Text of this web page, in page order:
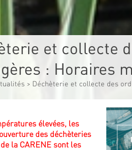
et collecte
: Horaires
> Déchèterie et collecte des
élevées, les
des déchèteries
la CARENE sont les